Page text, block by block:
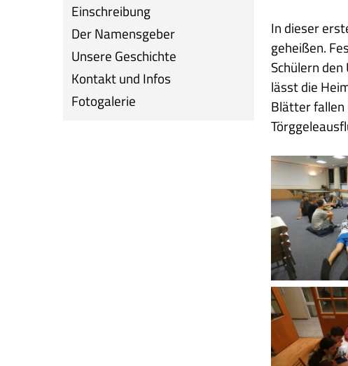
Einschreibung
Der Namensgeber
Unsere Geschichte
Kontakt und Infos
Fotogalerie
In dieser
geheißen.
Schülern
lässt die
Blätter fallen
Heimalltag
-
Spiele
1
Heimalltag
-
Spiele
2